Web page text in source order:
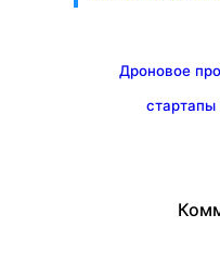
Дроновое
стартапы